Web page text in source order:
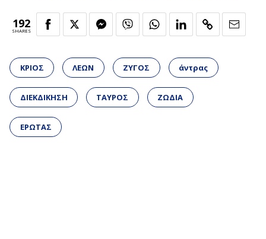
192
SHARES
ΚΡΙΟΣ ΛΕΩΝ ΖΥΓΟΣ άντρας
ΔΙΕΚΔΙΚΗΣΗ ΤΑΥΡΟΣ ΖΩΔΙΑ
ΕΡΩΤΑΣ